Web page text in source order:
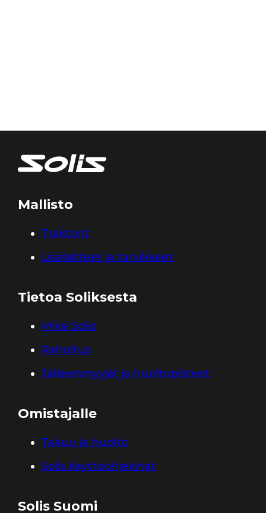
Mallisto
Traktorit
Lisälaitteet ja tarvikkeet
Tietoa Soliksesta
Miksi Solis
Rahoitus
Jälleenmyyjät ja huoltopisteet
Omistajalle
Takuu ja huolto
Solis käyttöohjekirjat
Solis Suomi